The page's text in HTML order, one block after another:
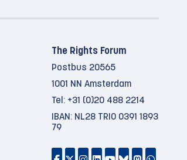
The Rights Forum
Postbus 20565
1001 NN Amsterdam
Tel: +31 (0)20 488 2214
IBAN: NL28 TRIO 0391 1893
79